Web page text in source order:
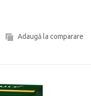
Adaugă la comparare